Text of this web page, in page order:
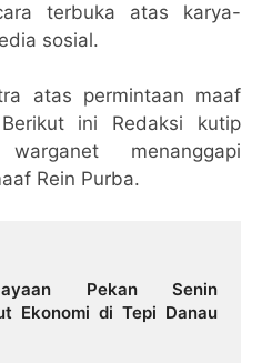
terbuka atas karya-
sosial.
atas permintaan maaf
ini Redaksi kutip
menanggapi
Rein Purba.
Pekan Senin
Ekonomi di Tepi Danau